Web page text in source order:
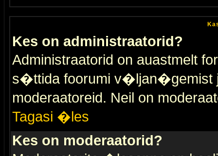
Kes on administraatorid?
Administraatorid on auastmelt
s�ttida foorumi v�ljan�gemist
moderaatoreid. Neil on
Tagasi �les
Kes on moderaatorid?